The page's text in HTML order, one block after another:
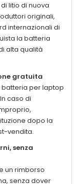
litio di nuova
originali,
internazionali di
la batteria
di alta qualità
gratuita
batteria per laptop
caso di
dopo la
vendita.
senza
un rimborso
senza dover